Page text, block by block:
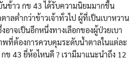
ข้าว กข 43 ได้รับความนิยมมากขึ้น
าลต่ำกว่าข้าวเจ้าทั่วไป ผู้ที่เป็นเบาหวาน
อาจเป็นอีกหนึ่งทางเลือกของผู้ป่วยเบา
ที่ต้องการควบคุมระดับน้ำตาลในแต่ละ
ข 43 ยี่ห้อไหนดี ? เรามีมาแนะนำถึง 12